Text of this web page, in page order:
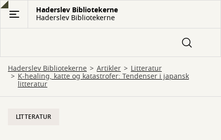
Gå
hovedindhold
Haderslev Bibliotekerne
Haderslev Bibliotekerne
Haderslev Bibliotekerne Artikler Litteratur
K-healing, katte og katastrofer: Tendenser i japansk
litteratur
LITTERATUR